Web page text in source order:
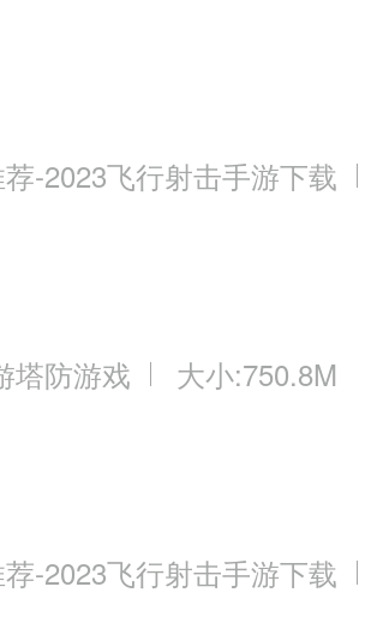
-2023飞行射击手游下载
塔防游戏 大小:750.8M
-2023飞行射击手游下载